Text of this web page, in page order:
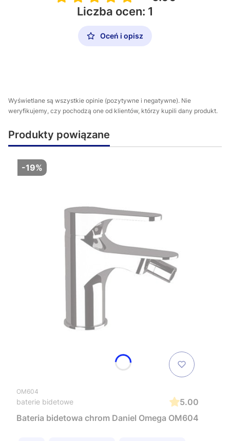
Liczba ocen: 1
Oceń i opisz
Wyświetlane są wszystkie opinie (pozytywne i negatywne). Nie
weryfikujemy, czy pochodzą one od klientów, którzy kupili dany produkt.
Produkty powiązane
-19%
OM604
baterie bidetowe
5.00
Bateria bidetowa chrom Daniel Omega OM604